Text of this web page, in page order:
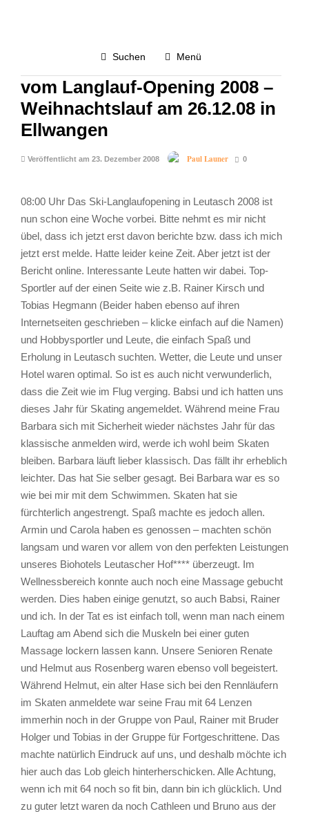
Suchen Menü
Samstag 20.12.2008 – Bericht
vom Langlauf-Opening 2008 –
Weihnachtslauf am 26.12.08 in
Ellwangen
Veröffentlicht am 23. Dezember 2008 Paul Launer 0
08:00 Uhr Das Ski-Langlaufopening in Leutasch 2008 ist
nun schon eine Woche vorbei. Bitte nehmt es mir nicht
übel, dass ich jetzt erst davon berichte bzw. dass ich mich
jetzt erst melde. Hatte leider keine Zeit. Aber jetzt ist der
Bericht online. Interessante Leute hatten wir dabei. Top-
Sportler auf der einen Seite wie z.B. Rainer Kirsch und
Tobias Hegmann (Beider haben ebenso auf ihren
Internetseiten geschrieben – klicke einfach auf die Namen)
und Hobbysportler und Leute, die einfach Spaß und
Erholung in Leutasch suchten. Wetter, die Leute und unser
Hotel waren optimal. So ist es auch nicht verwunderlich,
dass die Zeit wie im Flug verging. Babsi und ich hatten uns
dieses Jahr für Skating angemeldet. Während meine Frau
Barbara sich mit Sicherheit wieder nächstes Jahr für das
klassische anmelden wird, werde ich wohl beim Skaten
bleiben. Barbara läuft lieber klassisch. Das fällt ihr erheblich
leichter. Das hat Sie selber gesagt. Bei Barbara war es so
wie bei mir mit dem Schwimmen. Skaten hat sie
fürchterlich angestrengt. Spaß machte es jedoch allen.
Armin und Carola haben es genossen – machten schön
langsam und waren vor allem von den perfekten Leistungen
unseres Biohotels Leutascher Hof**** überzeugt. Im
Wellnessbereich konnte auch noch eine Massage gebucht
werden. Dies haben einige genutzt, so auch Babsi, Rainer
und ich. In der Tat es ist einfach toll, wenn man nach einem
Lauftag am Abend sich die Muskeln bei einer guten
Massage lockern lassen kann. Unsere Senioren Renate
und Helmut aus Rosenberg waren ebenso voll begeistert.
Während Helmut, ein alter Hase sich bei den Rennläufern
im Skaten anmeldete war seine Frau mit 64 Lenzen
immerhin noch in der Gruppe von Paul, Rainer mit Bruder
Holger und Tobias in der Gruppe für Fortgeschrittene. Das
machte natürlich Eindruck auf uns, und deshalb möchte ich
hier auch das Lob gleich hinterherschicken. Alle Achtung,
wenn ich mit 64 noch so fit bin, dann bin ich glücklich. Und
zu guter letzt waren da noch Cathleen und Bruno aus der